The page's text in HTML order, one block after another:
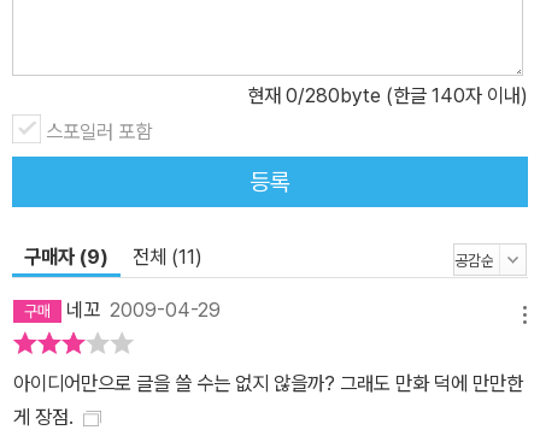
현재 0/280byte (한글 140자 이내)
스포일러 포함
등록
구매자 (9) 전체 (11)
네꼬 2009-04-29
아이디어만으로 글을 쓸 수는 없지 않을까? 그래도 만화 덕에 만만한
게 장점.